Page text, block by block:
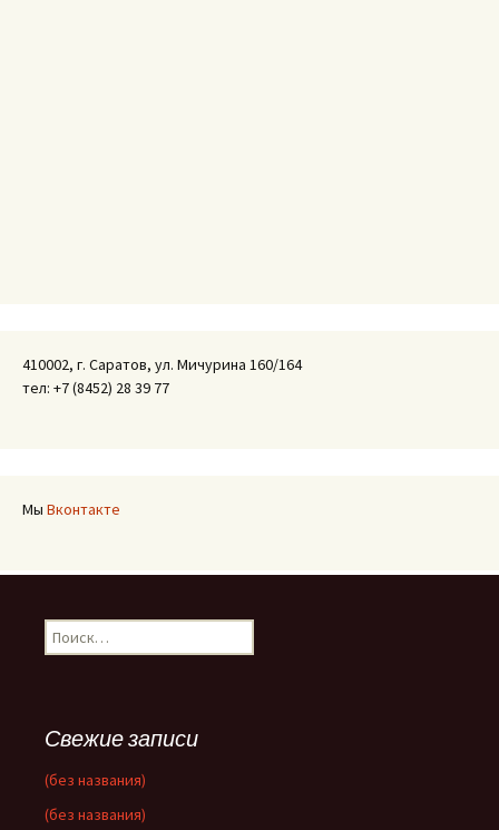
410002, г. Саратов, ул. Мичурина 160/164
тел: +7 (8452) 28 39 77
Мы Вконтакте
Найти:
Свежие записи
(без названия)
(без названия)